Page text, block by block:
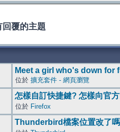
覆的主題
Meet a girl who's down for
位於 擴充套件 - 網頁瀏覽
怎樣自訂快捷鍵? 怎樣向官
位於 Firefox
Thunderbird檔案位置改了